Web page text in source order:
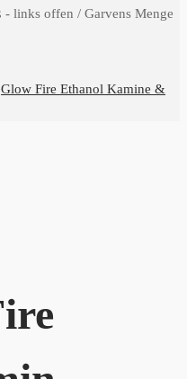
links offen / Garvens Menge
Glow Fire Ethanol Kamine &